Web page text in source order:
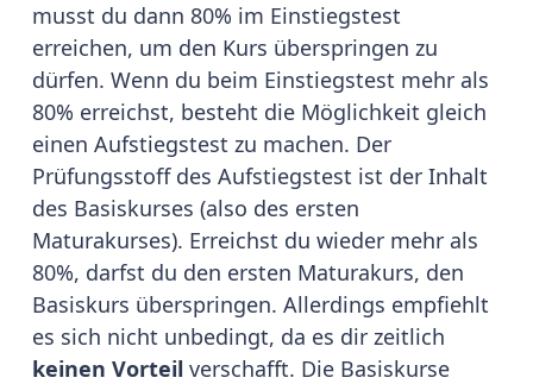
musst du dann 80% im Einstiegstest
erreichen, um den Kurs überspringen zu
dürfen. Wenn du beim Einstiegstest mehr als
80% erreichst, besteht die Möglichkeit gleich
einen Aufstiegstest zu machen. Der
Prüfungsstoff des Aufstiegstest ist der Inhalt
des Basiskurses (also des ersten
Maturakurses). Erreichst du wieder mehr als
80%, darfst du den ersten Maturakurs, den
Basiskurs überspringen. Allerdings empfiehlt
es sich nicht unbedingt, da es dir zeitlich
keinen Vorteil verschafft. Die Basiskurse